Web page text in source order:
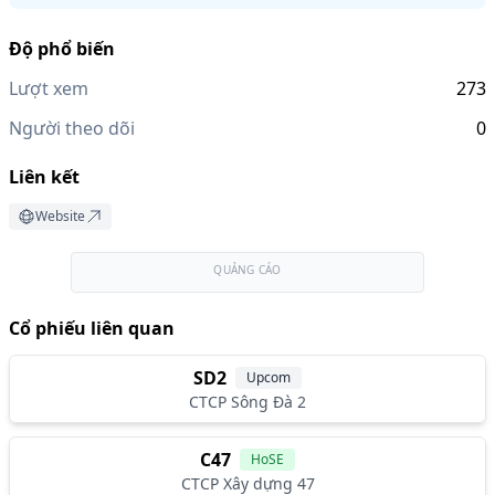
Độ phổ biến
Lượt xem
273
Người theo dõi
0
Liên kết
Website
QUẢNG CÁO
Cổ phiếu liên quan
SD2 Upcom
CTCP Sông Đà 2
C47 HoSE
CTCP Xây dựng 47